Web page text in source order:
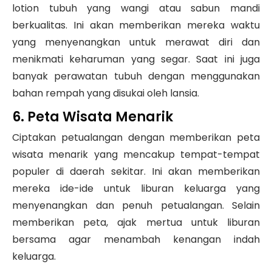
lotion tubuh yang wangi atau sabun mandi
berkualitas. Ini akan memberikan mereka waktu
yang menyenangkan untuk merawat diri dan
menikmati keharuman yang segar. Saat ini juga
banyak perawatan tubuh dengan menggunakan
bahan rempah yang disukai oleh lansia.
6. Peta Wisata Menarik
Ciptakan petualangan dengan memberikan peta
wisata menarik yang mencakup tempat-tempat
populer di daerah sekitar. Ini akan memberikan
mereka ide-ide untuk liburan keluarga yang
menyenangkan dan penuh petualangan. Selain
memberikan peta, ajak mertua untuk liburan
bersama agar menambah kenangan indah
keluarga.